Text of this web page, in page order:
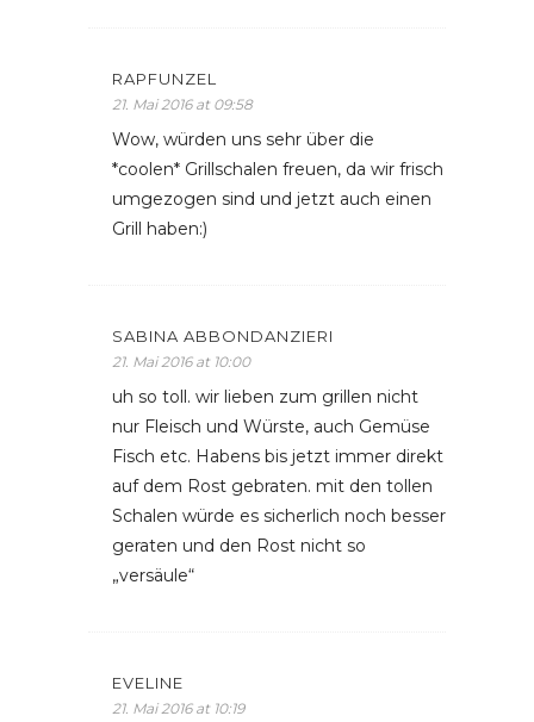
RAPFUNZEL
21. Mai 2016 at 09:58
Wow, würden uns sehr über die
*coolen* Grillschalen freuen, da wir frisch
umgezogen sind und jetzt auch einen
Grill haben:)
SABINA ABBONDANZIERI
21. Mai 2016 at 10:00
uh so toll. wir lieben zum grillen nicht
nur Fleisch und Würste, auch Gemüse
Fisch etc. Habens bis jetzt immer direkt
auf dem Rost gebraten. mit den tollen
Schalen würde es sicherlich noch besser
geraten und den Rost nicht so
„versäule“
EVELINE
21. Mai 2016 at 10:19